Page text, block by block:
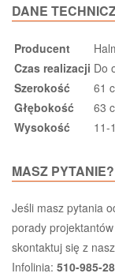
DANE
Producent
Czas realizacji Do
Szerokość
61
Głębokość
63
Wysokość
11-
MASZ PYTANIE?
Jeśli masz pytania
porady
skontaktuj się z
Infolinia: 510-985-